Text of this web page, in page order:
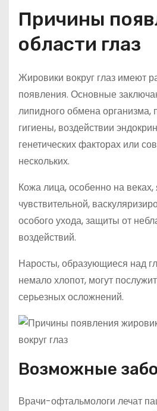
Причины
области глаз
Жировики вокруг глаз имеют
появления. Основные
липидного обмена организма,
гигиены, воздействии
генетических факторах или
нескольких.
Кожа лица, особенно на веках,
чувствительной,
особого ухода, защиты от
воздействий.
Наросты, образующиеся над
немало хлопот, могут
серьезных осложнений.
Возможные
Врачи-офтальмологи лечат